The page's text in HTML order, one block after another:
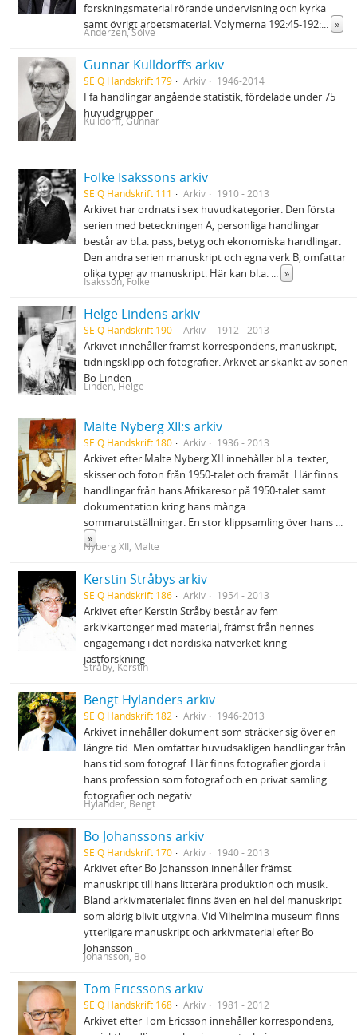
forskningsmaterial rörande undervisning och kyrka
samt övrigt arbetsmaterial. Volymerna 192:45-192:... »
Anderzén, Sölve
Gunnar Kulldorffs arkiv
SE Q Handskrift 179 Arkiv 1946-2014
Ffa handlingar angående statistik, fördelade under 75
huvudgrupper
Kulldorff, Gunnar
Folke Isakssons arkiv
SE Q Handskrift 111 Arkiv 1910 - 2013
Arkivet har ordnats i sex huvudkategorier. Den första
serien med beteckningen A, personliga handlingar
består av bl.a. pass, betyg och ekonomiska handlingar.
Den andra serien manuskript och egna verk B, omfattar
olika typer av manuskript. Här kan bl.a. ... »
Isaksson, Folke
Helge Lindens arkiv
SE Q Handskrift 190 Arkiv 1912 - 2013
Arkivet innehåller främst korrespondens, manuskript,
tidningsklipp och fotografier. Arkivet är skänkt av sonen
Bo Linden
Linden, Helge
Malte Nyberg XII:s arkiv
SE Q Handskrift 180 Arkiv 1936 - 2013
Arkivet efter Malte Nyberg XII innehåller bl.a. texter,
skisser och foton från 1950-talet och framåt. Här finns
handlingar från hans Afrikaresor på 1950-talet samt
dokumentation kring hans många
sommarutställningar. En stor klippsamling över hans ...
»
Nyberg XII, Malte
Kerstin Stråbys arkiv
SE Q Handskrift 186 Arkiv 1954 - 2013
Arkivet efter Kerstin Stråby består av fem
arkivkartonger med material, främst från hennes
engagemang i det nordiska nätverket kring
jästforskning
Stråby, Kerstin
Bengt Hylanders arkiv
SE Q Handskrift 182 Arkiv 1946-2013
Arkivet innehåller dokument som sträcker sig över en
längre tid. Men omfattar huvudsakligen handlingar från
hans tid som fotograf. Här finns fotografier gjorda i
hans profession som fotograf och en privat samling
fotografier och negativ.
Hylander, Bengt
Bo Johanssons arkiv
SE Q Handskrift 170 Arkiv 1940 - 2013
Arkivet efter Bo Johansson innehåller främst
manuskript till hans litterära produktion och musik.
Bland arkivmaterialet finns även en hel del manuskript
som aldrig blivit utgivna. Vid Vilhelmina museum finns
ytterligare manuskript och arkivmaterial efter Bo
Johansson
Johansson, Bo
Tom Ericssons arkiv
SE Q Handskrift 168 Arkiv 1981 - 2012
Arkivet efter Tom Ericsson innehåller korrespondens,